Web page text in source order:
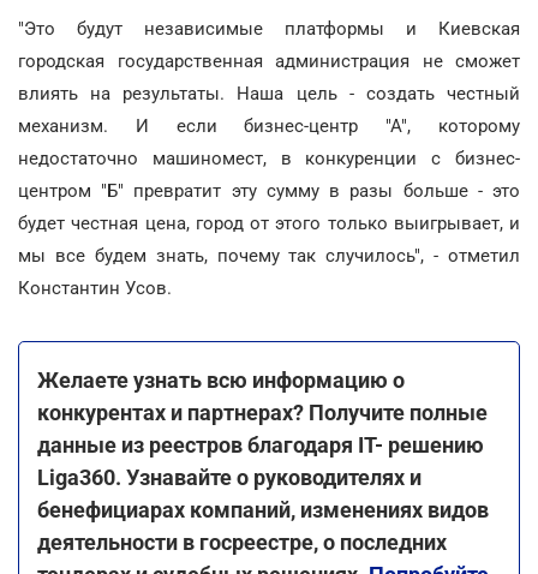
"Это будут независимые платформы и Киевская
городская государственная администрация не сможет
влиять на результаты. Наша цель - создать честный
механизм. И если бизнес-центр "А", которому
недостаточно машиномест, в конкуренции с бизнес-
центром "Б" превратит эту сумму в разы больше - это
будет честная цена, город от этого только выигрывает, и
мы все будем знать, почему так случилось", - отметил
Константин Усов.
Желаете узнать всю информацию о
конкурентах и партнерах? Получите полные
данные из реестров благодаря IT- решению
Liga360. Узнавайте о руководителях и
бенефициарах компаний, изменениях видов
деятельности в госреестре, о последних